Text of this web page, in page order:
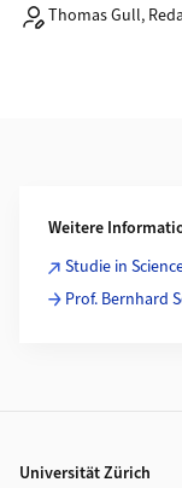
Thomas Gull,
Weitere
Studie in
Prof. Bernhard
Universität Zürich